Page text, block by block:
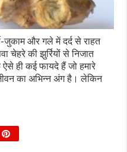
जुकाम और गले में दर्द से राहत
चेहरे की झुर्रियों से निजात
ही कई फायदे हैं जो हमारे
का अभि‍न्न अंग है। लेकिन